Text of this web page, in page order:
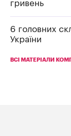
гривень
6 головних
України
ВСІ МАТЕРІАЛИ